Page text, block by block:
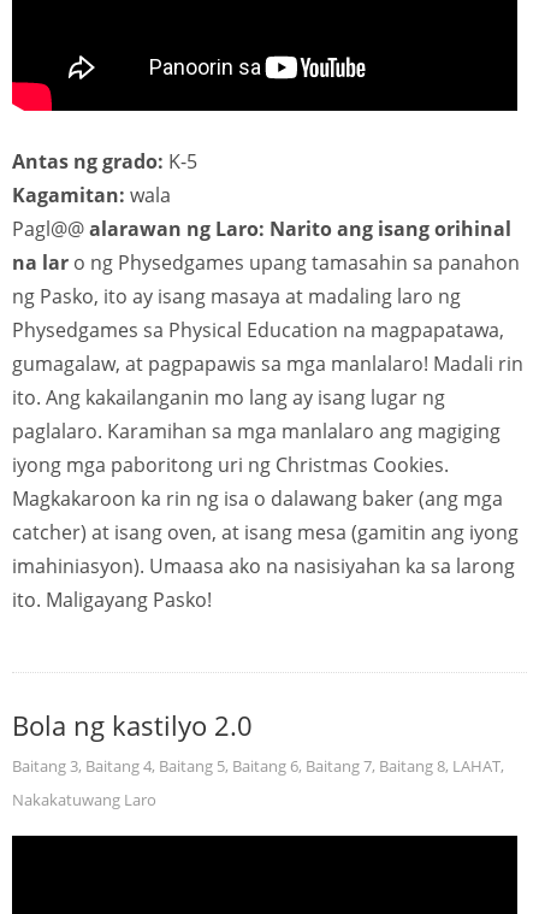
Antas ng grado: K-5
Kagamitan: wala
Pagl@@alarawan ng Laro: Narito ang isang orihinal
na lar o ng Physedgames upang tamasahin sa panahon
ng Pasko, ito ay isang masaya at madaling laro ng
Physedgames sa Physical Education na magpapatawa,
gumagalaw, at pagpapawis sa mga manlalaro! Madali rin
ito. Ang kakailanganin mo lang ay isang lugar ng
paglalaro. Karamihan sa mga manlalaro ang magiging
iyong mga paboritong uri ng Christmas Cookies.
Magkakaroon ka rin ng isa o dalawang baker (ang mga
catcher) at isang oven, at isang mesa (gamitin ang iyong
imahiniasyon). Umaasa ako na nasisiyahan ka sa larong
ito. Maligayang Pasko!
Bola ng kastilyo 2.0
Baitang 3, Baitang 4, Baitang 5, Baitang 6, Baitang 7, Baitang 8, LAHAT,
Nakakatuwang Laro